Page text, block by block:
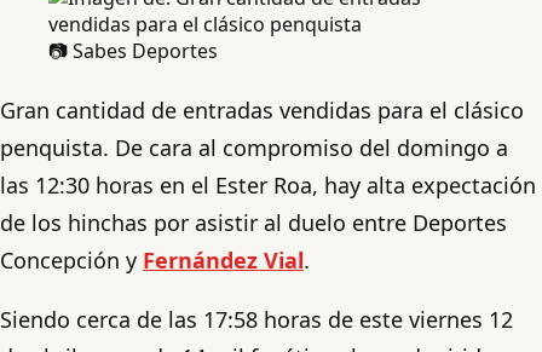
📷 Sabes Deportes
Gran cantidad de entradas vendidas para el clásico
penquista. De cara al compromiso del domingo a
las 12:30 horas en el Ester Roa, hay alta expectación
de los hinchas por asistir al duelo entre Deportes
Concepción y Fernández Vial.
Siendo cerca de las 17:58 horas de este viernes 12